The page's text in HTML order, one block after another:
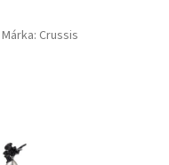
Márka: Crussis